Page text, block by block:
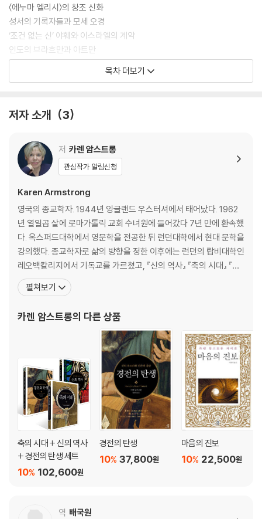
〈에누마 엘리시〉의 창조 신화
성서의 기록자들과 모세 오경
‘조건 없는 신’ 야훼와 이스라엘의 계약
인도의 브라흐만과 아트만
닙바나의 초월적 이상
플라톤과 아리스토텔레스의 ‘합리주의’
아모스의 정의와 호세아의 자기 성찰
개혁가들이 세운 전쟁의 신 야훼
예언자들의 비전과 야훼의 승리
〈지혜서〉와 필론의 유대 철학
바빌론 유수기, 바리새인의 셰키나
3장 이방인을 위한 빛
신이 된 사람의 아들, 예수
바울의 ‘그리스도 안에서’
영지주의와 마르키온파
그리스 정신과 기독교의 발전
4장 기독교의 신
예수의 신성 논쟁, 아리우스와 아타나시우스
동방의 도그마와 서방의 케리그마
아우구스티누스의 삼위일체론
위-디오니시우스의 엑스타시스
5장 이슬람의 신
‘징표’의 쿠란과 이슬람의 의미
목차 더보기
저자 소개 3
저 카렌 암스트롱
관심작가 알림신청
Karen Armstrong
영국의 종교학자. 1944년 잉글랜드 우스터셔에서 태어났다. 1962
년 열일곱 살에 로마가톨릭 교회 수녀원에 들어갔다 7년 만에 환속했
다. 옥스퍼드대학에서 영문학을 전공한 뒤 런던대학에서 현대 문학을
강의했다. 종교학자로 삶의 방향을 정한 이후에는 런던의 랍비대학인
레오백칼리지에서 기독교를 가르쳤고, 『신의 역사』 『축의 시대』 『신
의 전쟁』 『붓다』 『이슬람』 같은 논쟁적 저작을 발표해 왔다. 특히 기원
전 2000년경 아브라함의 시대부터 오늘날에 이르기까지, 인간 정신
계적인 종교학자이자 베스트셀러 작가로 발
펼쳐보기
카렌 암스트롱의 다른 상품
축의 시대 + 신의 역사
+ 경전의 탄생 세트
102,600원
10%
경전의 탄생
37,800원
10%
마음의 진보
22,500원
10%
역 배국원